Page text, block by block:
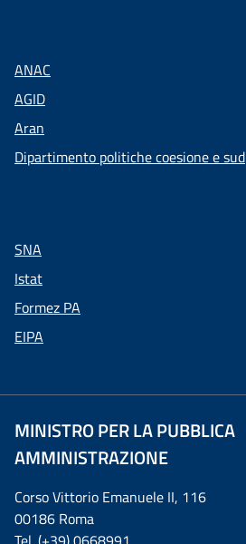
ANAC
AGID
Aran
Dipartimento politiche coesione e sud
SNA
Istat
Formez PA
EIPA
MINISTRO PER LA PUBBLICA
AMMINISTRAZIONE
Corso Vittorio Emanuele II, 116
00186 Roma